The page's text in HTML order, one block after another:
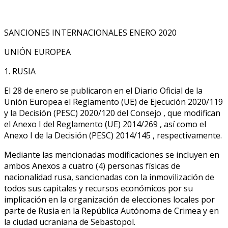
SANCIONES INTERNACIONALES ENERO 2020
UNIÓN EUROPEA
1. RUSIA
El 28 de enero se publicaron en el Diario Oficial de la
Unión Europea el Reglamento (UE) de Ejecución 2020/119
y la Decisión (PESC) 2020/120 del Consejo , que modifican
el Anexo I del Reglamento (UE) 2014/269 , así como el
Anexo I de la Decisión (PESC) 2014/145 , respectivamente.
Mediante las mencionadas modificaciones se incluyen en
ambos Anexos a cuatro (4) personas físicas de
nacionalidad rusa, sancionadas con la inmovilización de
todos sus capitales y recursos económicos por su
implicación en la organización de elecciones locales por
parte de Rusia en la República Autónoma de Crimea y en
la ciudad ucraniana de Sebastopol.